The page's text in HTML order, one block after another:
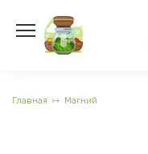
содержанию
Главная Магний